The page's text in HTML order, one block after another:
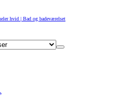
hvid | Bad og badeværelset